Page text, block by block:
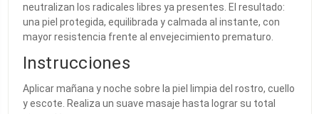
neutralizan los radicales libres ya presentes. El resultado:
una piel protegida, equilibrada y calmada al instante, con
mayor resistencia frente al envejecimiento prematuro.
Instrucciones
Aplicar mañana y noche sobre la piel limpia del rostro, cuello
y escote. Realiza un suave masaje hasta lograr su total